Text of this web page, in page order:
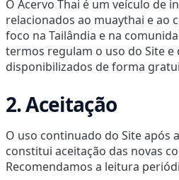
O Acervo Thai é um veículo de
relacionados ao muaythai e ao
foco na Tailândia e na
termos regulam o uso do Site e
disponibilizados de forma
2. Aceitação
O uso continuado do Site após
constitui aceitação das novas
Recomendamos a leitura